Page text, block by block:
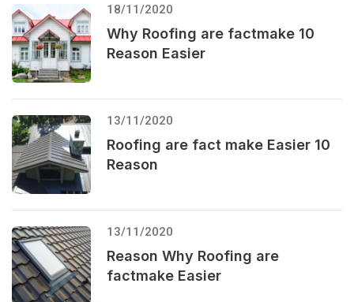
18/11/2020
Why Roofing are factmake 10
Reason Easier
13/11/2020
Roofing are fact make Easier 10
Reason
13/11/2020
Reason Why Roofing are
factmake Easier